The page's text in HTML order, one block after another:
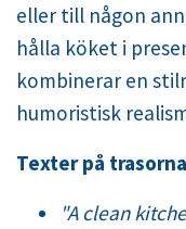
eller till någon
hålla köket i
kombinerar en
humoristisk
Texter på
"A clean